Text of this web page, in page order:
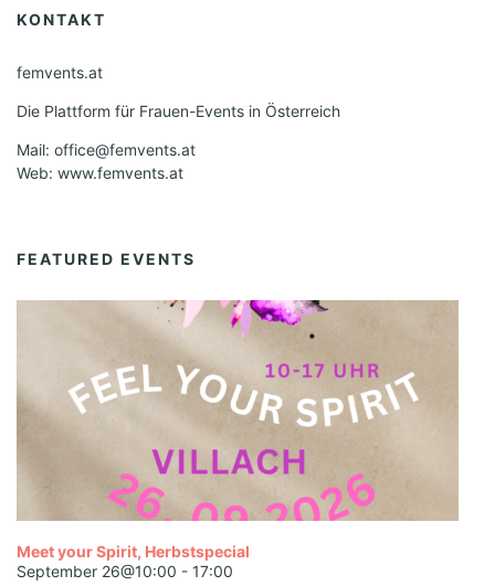
KONTAKT
femvents.at
Die Plattform für Frauen-Events in Österreich
Mail: office@femvents.at
Web: www.femvents.at
FEATURED EVENTS
Meet your Spirit, Herbstspecial
September 26@10:00 - 17:00